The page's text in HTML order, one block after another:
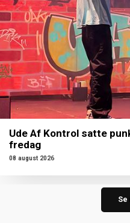
Ude Af Kontrol satte
fredag
08 august 2026